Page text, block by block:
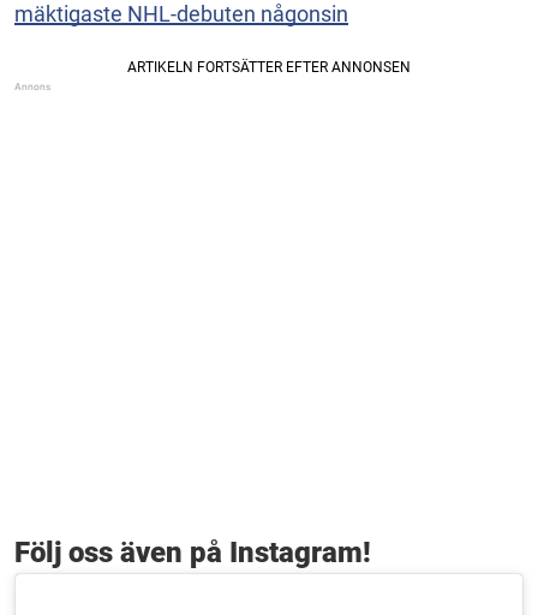
mäktigaste NHL-debuten någonsin
Följ oss även på Instagram!